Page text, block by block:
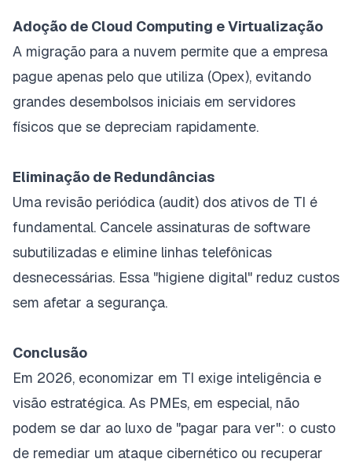
Adoção de Cloud Computing e Virtualização
A migração para a nuvem permite que a empresa
pague apenas pelo que utiliza (Opex), evitando
grandes desembolsos iniciais em servidores
físicos que se depreciam rapidamente.
Eliminação de Redundâncias
Uma revisão periódica (audit) dos ativos de TI é
fundamental. Cancele assinaturas de software
subutilizadas e elimine linhas telefônicas
desnecessárias. Essa "higiene digital" reduz custos
sem afetar a segurança.
Conclusão
Em 2026, economizar em TI exige inteligência e
visão estratégica. As PMEs, em especial, não
podem se dar ao luxo de "pagar para ver": o custo
de remediar um ataque cibernético ou recuperar